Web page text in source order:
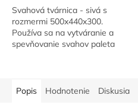
Svahová tvárnica - sivá s
rozmermi 500x440x300.
Používa sa na vytváranie a
spevňovanie svahov paleta
Popis
Hodnotenie Diskusia